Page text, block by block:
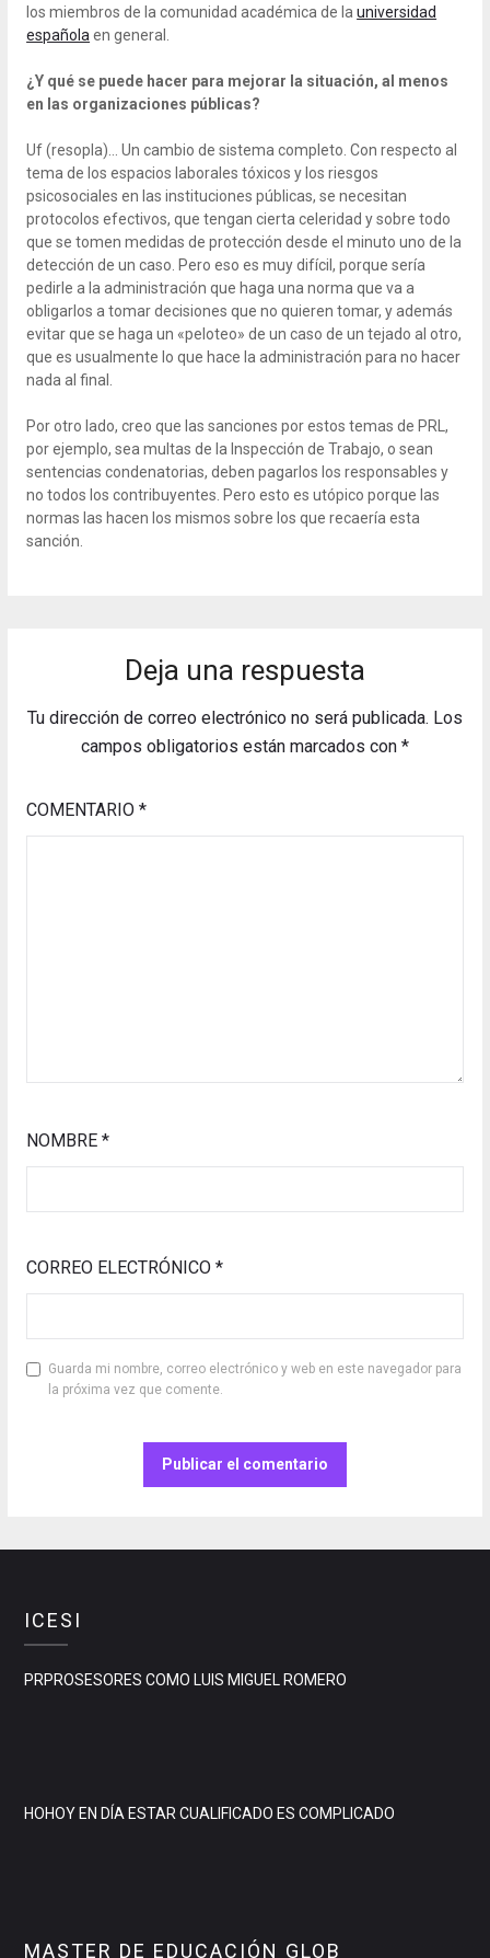
los miembros de la comunidad académica de launiversidad
españolaen general.
¿Y qué se puede hacer para mejorar la situación, al menos
en las organizaciones públicas?
Uf (resopla)… Un cambio de sistema completo. Con respecto al
tema de los espacios laborales tóxicos y los riesgos
psicosociales en las instituciones públicas, se necesitan
protocolos efectivos, que tengan cierta celeridad y sobre todo
que se tomen medidas de protección desde el minuto uno de la
detección de un caso. Pero eso es muy difícil, porque sería
pedirle a la administración que haga una norma que va a
obligarlos a tomar decisiones que no quieren tomar, y además
evitar que se haga un «peloteo» de un caso de un tejado al otro,
que es usualmente lo que hace la administración para no hacer
nada al final.
Por otro lado, creo que las sanciones por estos temas de PRL,
por ejemplo, sea multas de la Inspección de Trabajo, o sean
sentencias condenatorias, deben pagarlos los responsables y
no todos los contribuyentes. Pero esto es utópico porque las
normas las hacen los mismos sobre los que recaería esta
sanción.
Deja una respuesta
Tu dirección de correo electrónico no será publicada. Los
campos obligatorios están marcados con *
COMENTARIO*
NOMBRE*
CORREO ELECTRÓNICO*
Guarda mi nombre, correo electrónico y web en este navegador para
la próxima vez que comente.
ICESI
PRPROSESORES COMO LUIS MIGUEL ROMERO
HOHOY EN DÍA ESTAR CUALIFICADO ES COMPLICADO
MASTER DE EDUCACIÓN GLOB